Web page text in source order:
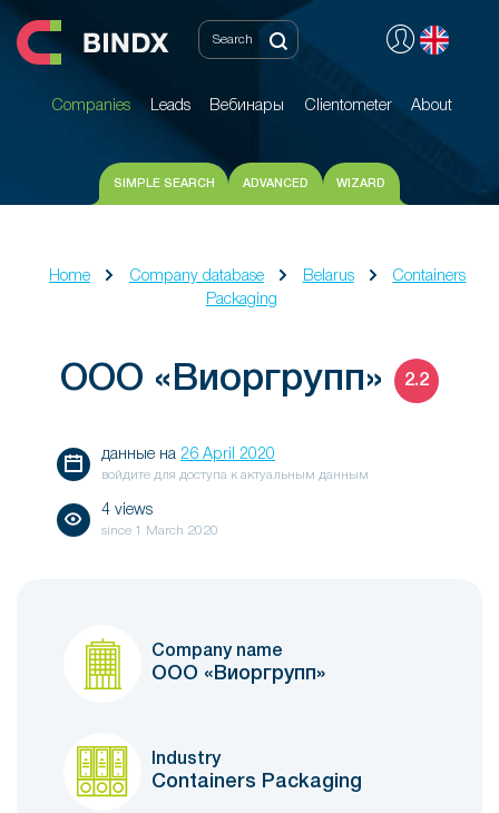
Companies Leads Вебинары Clientometer About
Companies Leads Вебинары Clientometer About
SIMPLE SEARCH ADVANCED WIZARD
Home Company database Belarus
Containers
Packaging
ООО «Виоргрупп» 2.2
данные на 26 April 2020
войдите для доступа к актуальным данным
4 views
since 1 March 2020
Company name
ООО «Виоргрупп»
Industry
Containers Packaging